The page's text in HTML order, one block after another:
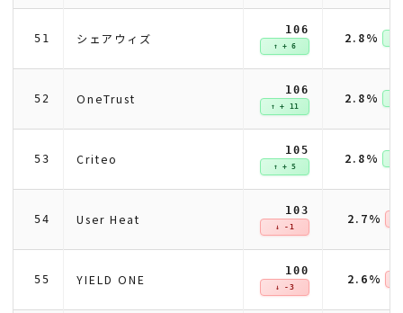
51 シェアウィズ
106
↑ + 6 2.8%
52 OneTrust
106
↑ + 11 2.8%
53 Criteo
105
↑ + 5 2.8%
54 User Heat
103
↓ -1 2.7%
55 YIELD ONE
100
↓ -3 2.6%